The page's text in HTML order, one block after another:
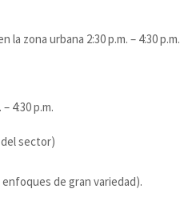
la zona urbana 2:30 p.m. – 4:30 p.m.
– 4:30 p.m.
sector)
de gran variedad).